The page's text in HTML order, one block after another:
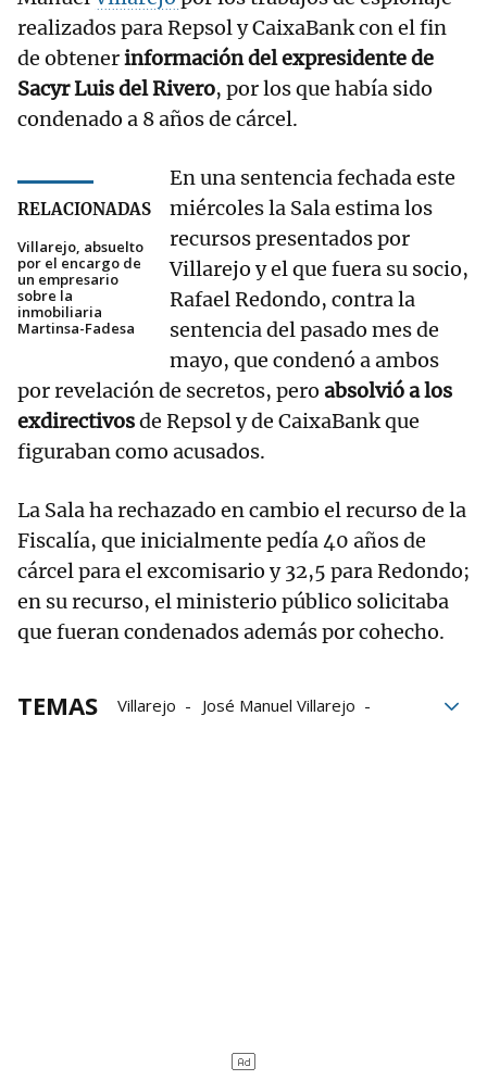
realizados para Repsol y CaixaBank con el fin
de obtenerinformación del expresidente de
Sacyr Luis del Rivero, por los que había sido
condenado a 8 años de cárcel.
RELACIONADAS
Villarejo, absuelto
por el encargo de
un empresario
sobre la
inmobiliaria
Martinsa-Fadesa
En una sentencia fechada este
miércoles la Sala estima los
recursos presentados por
Villarejo y el que fuera su socio,
Rafael Redondo, contra la
sentencia del pasado mes de
mayo, que condenó a ambos
por revelación de secretos, pero absolvió a los
exdirectivosde Repsol y de CaixaBank que
figuraban como acusados.
La Sala ha rechazado en cambio el recurso de la
Fiscalía, que inicialmente pedía 40 años de
cárcel para el excomisario y 32,5 para Redondo;
en su recurso, el ministerio público solicitaba
que fueran condenados además por cohecho.
TEMAS Villarejo
José Manuel Villarejo